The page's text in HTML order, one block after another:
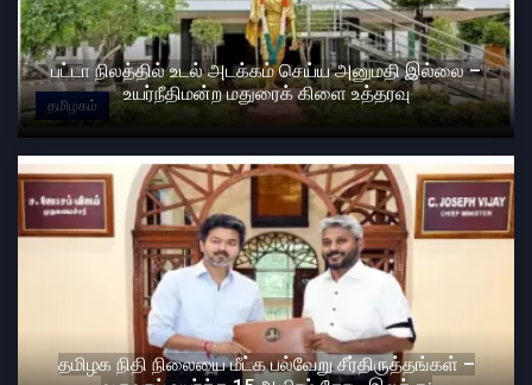
தமிழகம்
பட்டா நிலத்தில் உடல் அடக்கம் செய்ய அனுமதி இல்லை –
உயர்நீதிமன்ற மதுரைக் கிளை உத்தரவு
தமிழக நிதி நிலையை மீட்க பல்வேறு சீர்திருத்தங்கள் –